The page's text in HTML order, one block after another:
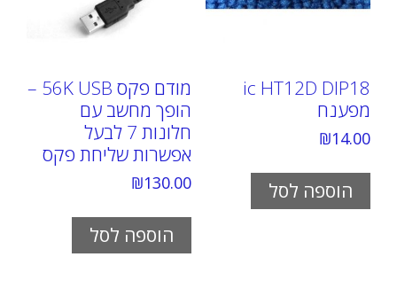
ic HT12D DIP18
מפענח
₪14.00
הוספה לסל
מודם פקס 56K USB –
הופך מחשב עם
חלונות 7 לבעל
אפשרות שליחת פקס
₪130.00
הוספה לסל